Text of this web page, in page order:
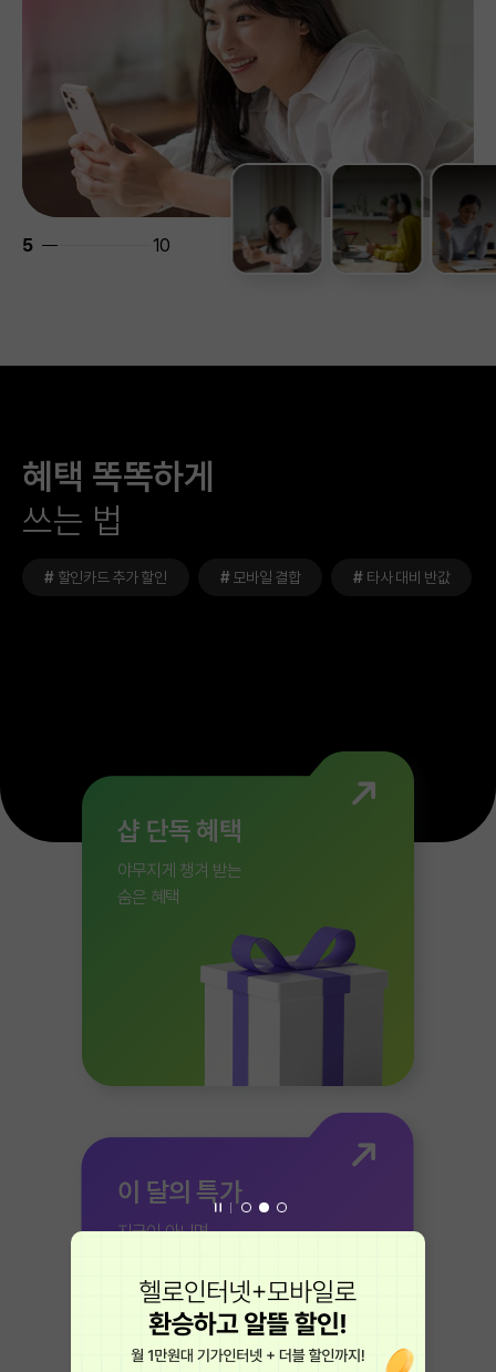
5 10
혜택 똑똑하게
쓰는 법
# 할인카드 추가 할인 # 모바일 결합 # 타사 대비 반값
샵 단독 혜택
야무지게 챙겨 받는
숨은 혜택
이 달의 특가
지금이 아니면